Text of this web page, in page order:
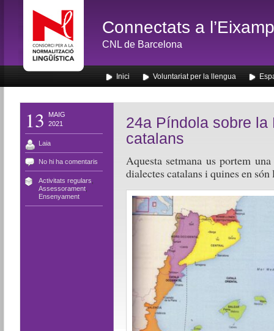
Connectats a
CNL de Barcelona
Inici Voluntariat per la llengua
13
MAIG
2021
Laia
No hi ha comentaris
Activitats regulars
Assessorament,
Ensenyament
24a Píndola sobre
catalans
Aquesta setmana us portem
dialectes catalans i quines en